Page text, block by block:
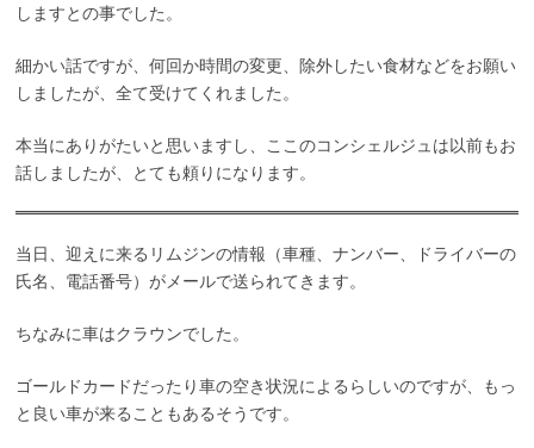
しますとの事でした。
細かい話ですが、何回か時間の変更、除外したい食材などをお願い
しましたが、全て受けてくれました。
本当にありがたいと思いますし、ここのコンシェルジュは以前もお
話しましたが、とても頼りになります。
当日、迎えに来るリムジンの情報（車種、ナンバー、ドライバーの
氏名、電話番号）がメールで送られてきます。
ちなみに車はクラウンでした。
ゴールドカードだったり車の空き状況によるらしいのですが、もっ
と良い車が来ることもあるそうです。